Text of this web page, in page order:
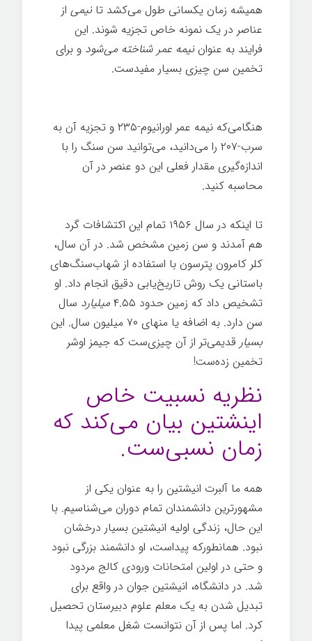
همیشه زمان یکسانی طول می‌کشد تا نیمی از
عناصر در یک نمونه خاص تجزیه شوند. این
فرایند به عنوان نیمه عمر شناخته می‌شود و برای
تخمین سن چیزی بسیار مفیدست.
هنگامی‌که نیمه عمر اورانیوم-۲۳۵ و تجزیه آن به
سرب-۲۰۷ را می‌دانید، می‌توانید سن سنگ را با
اندازه‌گیری مقدار فعلی این دو عنصر در آن
محاسبه کنید.
تا اینکه در سال ۱۹۵۶ تمام این اکتشافات گرد
هم آمدند و سن زمین مشخص شد. در آن سال،
کلر کامرون پترسون با استفاده از شهاب‌سنگ‌های
باستانی یک روش تاریخ‌یابی دقیق انجام داد. او
تشخیص داد که زمین حدود ۴.۵۵
میلیارد سال
سن دارد. به اضافه یا منهای ۷۰ میلیون سال. این
بسیار قدیمی‌تر از آن چیزی‌ست که جیمز اوشر
تخمین زده‌ست!
نظریه نسبیت خاص
اینشتین بیان می‌کند که
زمان نسبی‌ست.
همه ما آلبرت انیشتین را به عنوان یکی از
مشهورترین دانشمندان تمام دوران می‌شناسیم. با
این حال، زندگی اولیه انیشتین بسیار درخشان
نبود. همانطورکه پیداست، او دانشمند بزرگی نبود
و حتی در اولین امتحانات ورودی کالج مردود
شد. در دانشگاه، انیشتین جوان در واقع برای
تبدیل شدن به یک معلم علوم دبیرستان تحصیل
کرد. اما پس از آن نتوانست شغل معلمی پیدا